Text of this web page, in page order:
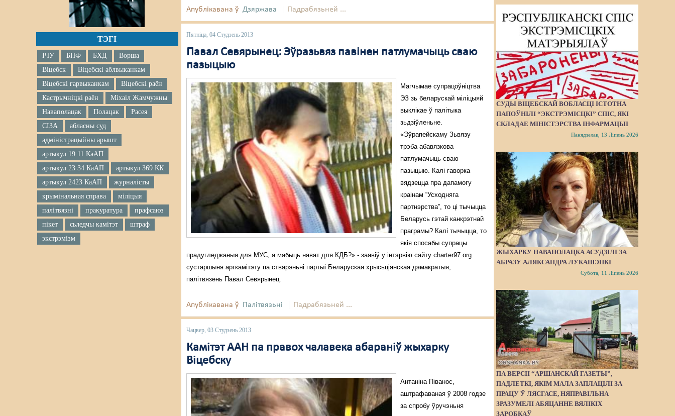
ТЭГІ
ІЧУ БНФ БХД
Ворша
Віцебск
Віцебскі аблвыканкам
Віцебскі гарвыканкам
Віцебскі раён
Кастрычніцкі раён
Міхаіл Жамчужны
Наваполацак
Полацак
Расея
СІЗА
абласны суд
адміністрацыйны арышт
артыкул 19 11 КаАП
артыкул 23 34 КаАП
артыкул 369 КК
артыкул 2423 КаАП
журналісты
крымінальная справа
міліцыя
палітвязні
пракуратура
прафсаюз
пікет
сьледчы камітэт
штраф
экстрэмізм
Апублікавана ў Дзяржава Падрабязьней ...
Пятніца, 04 Студзень 2013
Павал Севярынец: Эўразьвяз павінен патлумачыць сваю
пазыцыю
Магчымае супрацоўніцтва
ЭЗ зь беларускай міліцыяй
выклікае ў палітыка
зьдзіўленьне.
«Эўрапейскаму Зьвязу
трэба абавязкова
патлумачыць сваю
пазыцыю. Калі гаворка
вядзецца пра дапамогу
краінам “Усходняга
партнэрства”, то ці тычыцца
Беларусь гэтай канкрэтнай
праграмы? Калі тычыцца, то
якія спосабы супрацы
прадугледжаныя для МУС, а мабыць нават для КДБ?» - заявіў у інтэрвію сайту charter97.org
сустаршыня аргкамітэту па стварэньні партыі Беларуская хрысьціянская дэмакратыя,
палітвязень Павал Севярынец.
Апублікавана ў Палітвязьні Падрабязьней ...
Чацвер, 03 Студзень 2013
Камітэт ААН па правох чалавека абараніў жыхарку
Віцебску
Антаніна Піванос,
аштрафаваная ў 2008 годзе
за спробу ўручэньня
СУДЫ ВІЦЕБСКАЙ ВОБЛАСЦІ ІСТОТНА
ПАПОЎНІЛІ “ЭКСТРЭМІСЦКІ” СПІС, ЯКІ
СКЛАДАЕ МІНІСТЭРСТВА ІНФАРМАЦЫІ
Панядзелак, 13 Ліпень 2026
ЖЫХАРКУ НАВАПОЛАЦКА АСУДЗІЛІ ЗА
АБРАЗУ АЛЯКСАНДРА ЛУКАШЭНКІ
Субота, 11 Ліпень 2026
ПА ВЕРСІІ “АРШАНСКАЙ ГАЗЕТЫ”,
ПАДЛЕТКІ, ЯКІМ МАЛА ЗАПЛАЦІЛІ ЗА
ПРАЦУ Ў ЛЯСГАСЕ, НЯПРАВІЛЬНА
ЗРАЗУМЕЛІ АБЯЦАННЕ ВЯЛІКІХ
ЗАРОБКАЎ